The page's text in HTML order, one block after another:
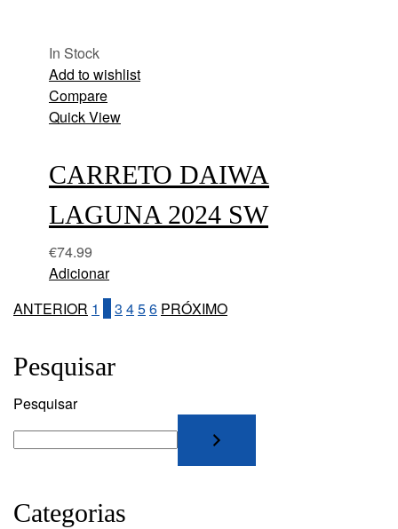
In Stock
Add to wishlist
Compare
Quick View
CARRETO DAIWA
LAGUNA 2024 SW
€74.99
Adicionar
ANTERIOR 1 3 456 PRÓXIMO
Pesquisar
Pesquisar
Categorias